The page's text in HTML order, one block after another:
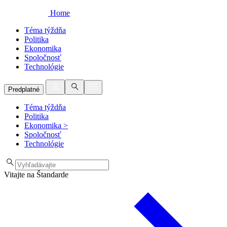
Home
Téma týždňa
Politika
Ekonomika
Spoločnosť
Technológie
Predplatné
Téma týždňa
Politika
Ekonomika >
Spoločnosť
Technológie
Vitajte na Štandarde